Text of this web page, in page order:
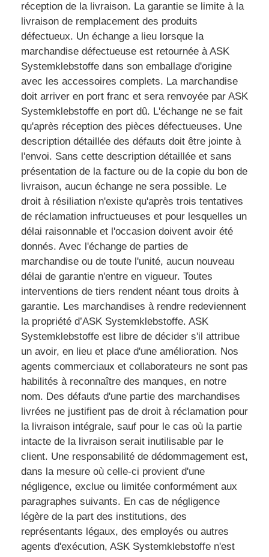
réception de la livraison. La garantie se limite à la
livraison de remplacement des produits
défectueux. Un échange a lieu lorsque la
marchandise défectueuse est retournée à ASK
Systemklebstoffe dans son emballage d'origine
avec les accessoires complets. La marchandise
doit arriver en port franc et sera renvoyée par ASK
Systemklebstoffe en port dû. L'échange ne se fait
qu'après réception des pièces défectueuses. Une
description détaillée des défauts doit être jointe à
l'envoi. Sans cette description détaillée et sans
présentation de la facture ou de la copie du bon de
livraison, aucun échange ne sera possible. Le
droit à résiliation n'existe qu'après trois tentatives
de réclamation infructueuses et pour lesquelles un
délai raisonnable et l'occasion doivent avoir été
donnés. Avec l'échange de parties de
marchandise ou de toute l'unité, aucun nouveau
délai de garantie n'entre en vigueur. Toutes
interventions de tiers rendent néant tous droits à
garantie. Les marchandises à rendre redeviennent
la propriété d’ASK Systemklebstoffe. ASK
Systemklebstoffe est libre de décider s'il attribue
un avoir, en lieu et place d'une amélioration. Nos
agents commerciaux et collaborateurs ne sont pas
habilités à reconnaître des manques, en notre
nom. Des défauts d'une partie des marchandises
livrées ne justifient pas de droit à réclamation pour
la livraison intégrale, sauf pour le cas où la partie
intacte de la livraison serait inutilisable par le
client. Une responsabilité de dédommagement est,
dans la mesure où celle-ci provient d'une
négligence, exclue ou limitée conformément aux
paragraphes suivants. En cas de négligence
légère de la part des institutions, des
représentants légaux, des employés ou autres
agents d'exécution, ASK Systemklebstoffe n'est